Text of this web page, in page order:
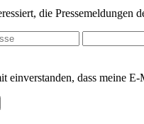
die
einverstanden, dass meine